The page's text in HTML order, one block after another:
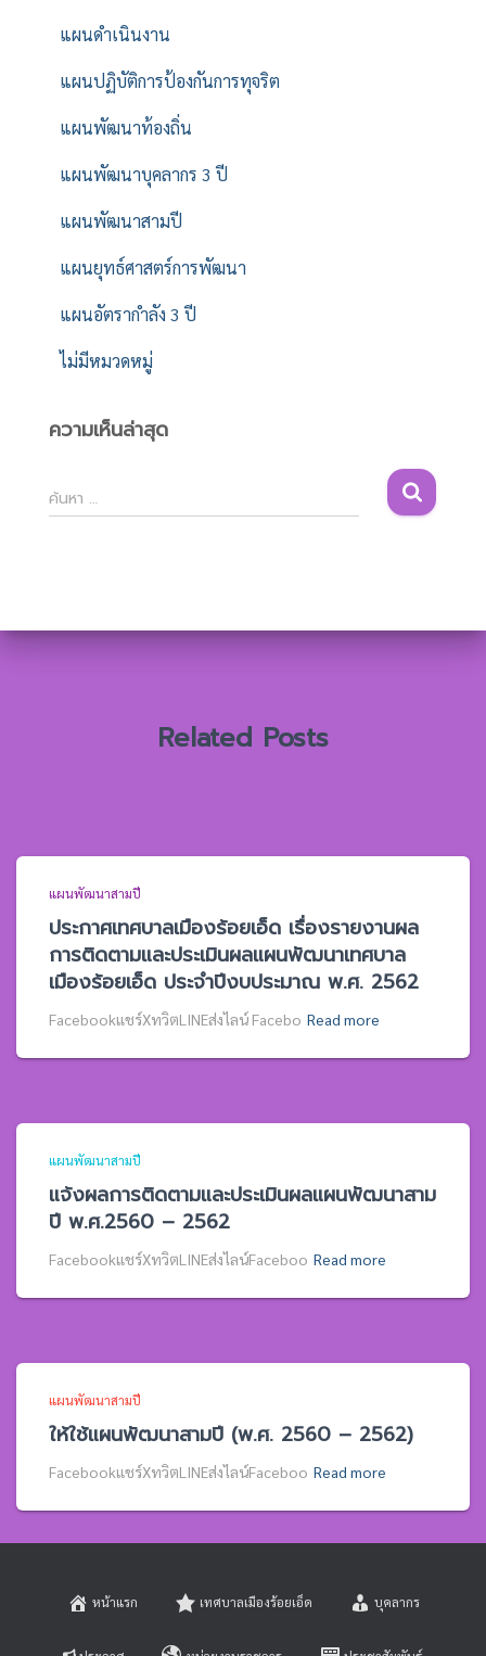
แผนดำเนินงาน
แผนปฏิบัติการป้องกันการทุจริต
แผนพัฒนาท้องถิ่น
แผนพัฒนาบุคลากร 3 ปี
แผนพัฒนาสามปี
แผนยุทธ์ศาสตร์การพัฒนา
แผนอัตรากำลัง 3 ปี
ไม่มีหมวดหมู่
ความเห็นล่าสุด
ค้
น
ห
ค้นหา …
Related Posts
แผนพัฒนาสามปี
ประกาศเทศบาลเมืองร้อยเอ็ด เรื่องรายงานผล
การติดตามและประเมินผลแผนพัฒนาเทศบาล
เมืองร้อยเอ็ด ประจำปีงบประมาณ พ.ศ. 2562
Facebookแชร์XทวิตLINEส่งไลน์ Facebo Read more
แผนพัฒนาสามปี
แจ้งผลการติดตามและประเมินผลแผนพัฒนาสาม
ปี พ.ศ.2560 – 2562
Facebookแชร์XทวิตLINEส่งไลน์Faceboo Read more
แผนพัฒนาสามปี
ให้ใช้แผนพัฒนาสามปี (พ.ศ. 2560 – 2562)
Facebookแชร์XทวิตLINEส่งไลน์Faceboo Read more
หน้าแรก เทศบาลเมืองร้อยเอ็ด บุคลากร